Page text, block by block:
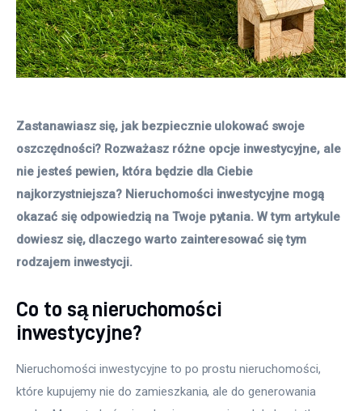
Zastanawiasz się, jak bezpiecznie ulokować swoje
oszczędności? Rozważasz różne opcje inwestycyjne, ale
nie jesteś pewien, która będzie dla Ciebie
najkorzystniejsza? Nieruchomości inwestycyjne mogą
okazać się odpowiedzią na Twoje pytania. W tym artykule
dowiesz się, dlaczego warto zainteresować się tym
rodzajem inwestycji.
Co to są nieruchomości
inwestycyjne?
Nieruchomości inwestycyjne to po prostu nieruchomości,
które kupujemy nie do zamieszkania, ale do generowania